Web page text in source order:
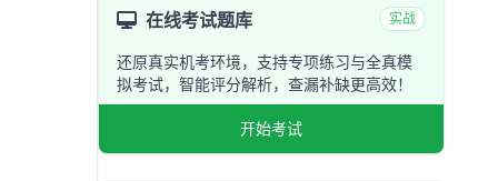
在线考试题库 实战
还原真实机考环境，支持专项练习与全真模
拟考试，智能评分解析，查漏补缺更高效！
开始考试